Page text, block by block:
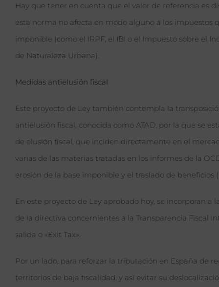
Hay que tener en cuenta que el valor de referencia es
esta norma no afecta en modo alguno a los impuestos
imponible (como el IRPF, el IBI o el Impuesto sobre el
de Naturaleza Urbana).
Medidas antielusión fiscal
Este proyecto de Ley también contempla la
antielusión fiscal, conocida como ATAD, por la que se
de elusión fiscal, que inciden directamente en el
varias de las materias tratadas en los informes de la
erosión de la base imponible y el traslado de beneficios
En este proyecto de Ley aprobado hoy, se incorporan a
de la directiva concernientes a la Transparencia Fiscal
salida o «Exit Tax».
Por un lado, para reforzar la tributación en España de
territorios de baja fiscalidad, y así evitar su